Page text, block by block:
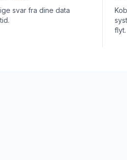
svar fra dine data
flyt.